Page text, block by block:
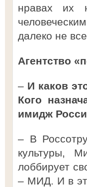
нравах их
далеко не
Агентство
– И каков
Кого
имидж
– В
культуры,
лоббирует
– МИД. И в